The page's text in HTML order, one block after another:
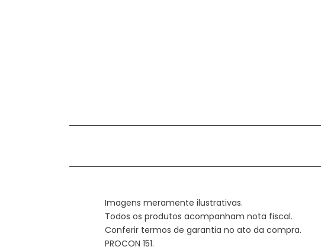
Imagens meramente ilustrativas.
Todos os produtos acompanham nota fiscal.
Conferir termos de garantia no ato da compra.
PROCON 151.